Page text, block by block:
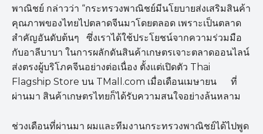
พาณิชย์ กล่าวว่า “กระทรวงพาณิชย์มีนโยบายส่งเสริมสินค้า
คุณภาพของไทยไปตลาดจีนมาโดยตลอด เพราะเป็นตลาด
สำคัญอันดับต้นๆ ซึ่งเราได้ใช้ประโยชน์จากความร่วมมือ
กับอาลีบาบา ในการผลักดันสินค้าเกษตรเจาะตลาดออนไลน์
ส่งตรงผู้บริโภคจีนอย่างต่อเนื่อง ตั้งแต่เปิดตัว Thai
Flagship Store บน TMall.com เมื่อเดือนเมษายน ที่
ผ่านมา สินค้าเกษตรไทยก็ได้รับความสนใจอย่างล้นหลาม
ช่วงเดือนที่ผ่านมา ผมและทีมงานกระทรวงพาณิชย์ได้ไปพูด